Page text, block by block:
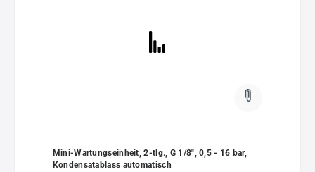
Mini-Wartungseinheit, 2-tlg., G 1/8", 0,5 - 16 bar,
Kondensatablass automatisch